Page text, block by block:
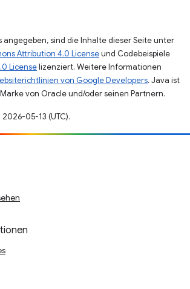
angegeben, sind die Inhalte dieser Seite unter
Attribution 4.0 Licenseund Codebeispiele
Licenselizenziert. Weitere Informationen
von Google Developers. Java ist
von Oracle und/oder seinen Partnern.
05-13 (UTC).